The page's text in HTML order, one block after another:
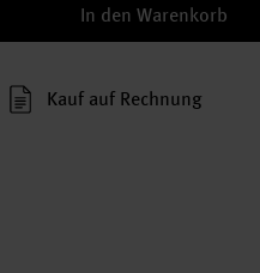
In den Warenkorb
Kauf auf Rechnung